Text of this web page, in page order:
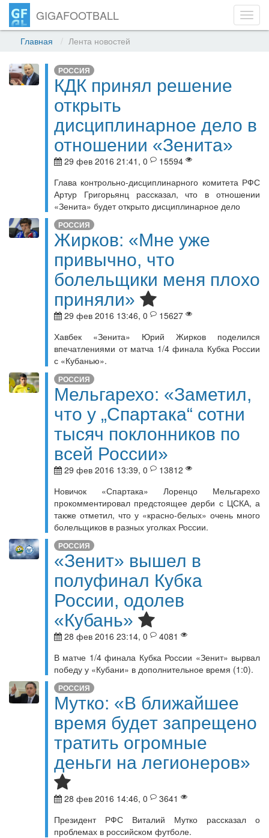
GIGAFOOTBALL
Главная Лента новостей
РОССИЯ
КДК принял решение
открыть
дисциплинарное дело в
отношении «Зенита»
29 фев 2016 21:41, 0
15594
Глава контрольно-дисциплинарного комитета РФС
Артур Григорьянц рассказал, что в отношении
«Зенита» будет открыто дисциплинарное дело
РОССИЯ
Жирков: «Мне уже
привычно, что
болельщики меня плохо
приняли»
29 фев 2016 13:46, 0
15627
Хавбек «Зенита» Юрий Жирков поделился
впечатлениями от матча 1/4 финала Кубка России
с «Кубанью».
РОССИЯ
Мельгарехо: «Заметил,
что у „Спартака“ сотни
тысяч поклонников по
всей России»
29 фев 2016 13:39, 0
13812
Новичок «Спартака» Лоренцо Мельгарехо
прокомментировал предстоящее дерби с ЦСКА, а
также отметил, что у «красно-белых» очень много
болельщиков в разных уголках России.
РОССИЯ
«Зенит» вышел в
полуфинал Кубка
России, одолев
«Кубань»
28 фев 2016 23:14, 0
4081
В матче 1/4 финала Кубка России «Зенит» вырвал
победу у «Кубани» в дополнительное время (1:0).
РОССИЯ
Мутко: «В ближайшее
время будет запрещено
тратить огромные
деньги на легионеров»
28 фев 2016 14:46, 0
3641
Президент РФС Виталий Мутко рассказал о
проблемах в российском футболе.